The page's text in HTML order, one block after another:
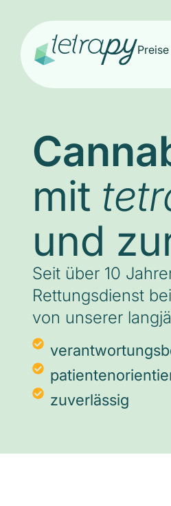
Preise
mit
und
Seit über 10
Rettungsdienst
von unserer
zuverlässig